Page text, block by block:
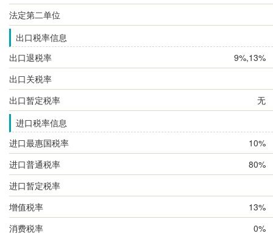
法定第二单位
出口税率信息
出口退税率
9%,13%
出口关税率
出口暂定税率
无
进口税率信息
进口最惠国税率
10%
进口普通税率
80%
进口暂定税率
增值税率
13%
消费税率
0%